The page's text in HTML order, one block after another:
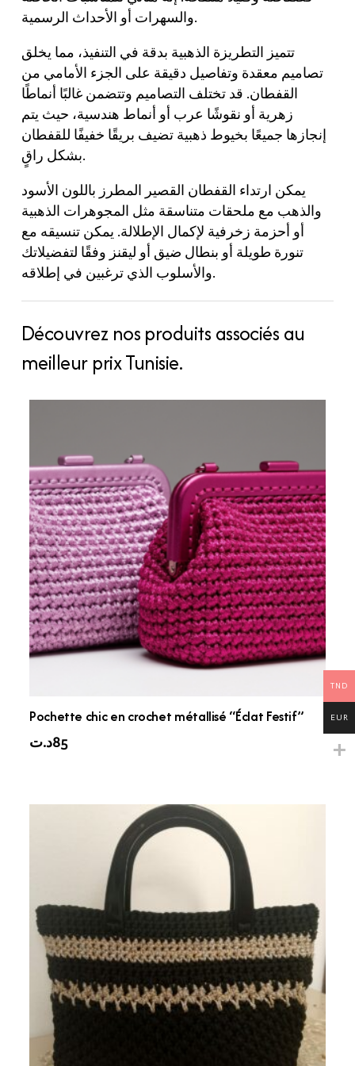
والسهرات أو الأحداث الرسمية.
تتميز التطريزة الذهبية بدقة في التنفيذ، مما يخلق
تصاميم معقدة وتفاصيل دقيقة على الجزء الأمامي من
القفطان. قد تختلف التصاميم وتتضمن غالبًا أنماطًا
زهرية أو نقوشًا عرب أو أنماط هندسية، حيث يتم
إنجازها جميعًا بخيوط ذهبية تضيف بريقًا خفيفًا للقفطان
بشكل راقٍ.
يمكن ارتداء القفطان القصير المطرز باللون الأسود
والذهب مع ملحقات متناسقة مثل المجوهرات الذهبية
أو أحزمة زخرفية لإكمال الإطلالة. يمكن تنسيقه مع
تنورة طويلة أو بنطال ضيق أو ليقنز وفقًا لتفضيلاتك
والأسلوب الذي ترغبين في إطلاقه.
Découvrez nos produits associés au
meilleur prix Tunisie.
Pochette chic en crochet métallisé “Éclat Festif”
85د.ت
TND
EUR